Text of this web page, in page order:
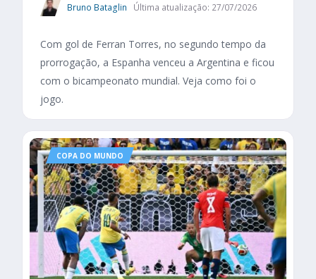
Bruno Bataglin Última atualização: 27/07/2026
Com gol de Ferran Torres, no segundo tempo da
prorrogação, a Espanha venceu a Argentina e ficou
com o bicampeonato mundial. Veja como foi o
jogo.
COPA DO MUNDO